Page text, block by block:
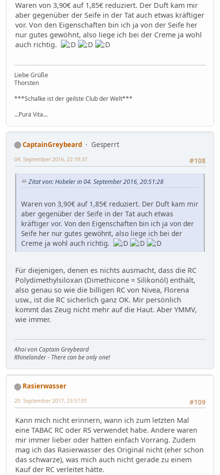
Waren von 3,90€ auf 1,85€ reduziert. Der Duft kam mir
aber gegenüber der Seife in der Tat auch etwas kräftiger
vor. Von den Eigenschaften bin ich ja von der Seife her
nur gutes gewöhnt, also liege ich bei der Creme ja wohl
auch richtig.
Liebe Grüße
Thorsten
***Schalke ist der geilste Club der Welt***
...Pura Vita...
CaptainGreybeard
Gesperrt
#108
04. September 2016, 22:19:37
Zitat von: Hobeler in 04. September 2016, 20:51:28
Waren von 3,90€ auf 1,85€ reduziert. Der Duft kam mir
aber gegenüber der Seife in der Tat auch etwas
kräftiger vor. Von den Eigenschaften bin ich ja von der
Seife her nur gutes gewöhnt, also liege ich bei der
Creme ja wohl auch richtig.
Für diejenigen, denen es nichts ausmacht, dass die RC
Polydimethylsiloxan (Dimethicone = Silikonöl) enthält,
also genau so wie die billigen RC von Nivea, Florena
usw., ist die RC sicherlich ganz OK. Mir persönlich
kommt das Zeug nicht mehr auf die Haut. Aber YMMV,
wie immer.
Ahoi von Captain Greybeard
Rhinelander - There can be only one!
Rasierwasser
#109
20. September 2017, 23:57:01
Kann mich nicht erinnern, wann ich zum letzten Mal
eine TABAC RC oder RS verwendet habe. Andere waren
mir immer lieber oder hatten einfach Vorrang. Zudem
mag ich das Rasierwasser des Original nicht (eher schon
das schwarze), was mich auch nicht gerade zu einem
Kauf der RC verleitet hätte.